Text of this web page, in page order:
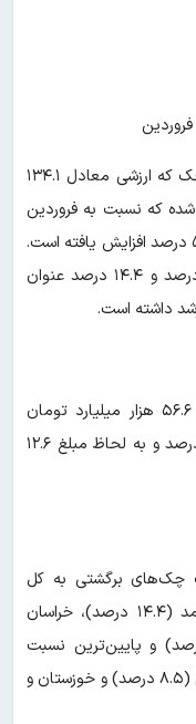
در دومین ماه سال جاری ۱ میلیون فقره چک که ارزشی معادل ۱۳۴.۱
شده که نسبت به فروردین
ماه از نظر تعداد و مبلغ ۳۵.۹ درصد و ۵۳.۳ درصد افزایش یافته است.
سهم چک‌های برگشتی از کل چک‌ها ۱۰.۱ درصد و ۱۴.۴ درصد عنوان
داشته است.
در استان تهران ۳۰۳ هزار چک به ارزش ۵۶.۶ هزار میلیارد تومان
برگشت داده شده که به لحاظ تعداد ۹.۹ درصد و به لحاظ مبلغ ۱۲.۶
چک‌های برگشتی به کل
چک‌های مبادله‌ای در کهگیلویه و بویراحمد (۱۴.۴ درصد)، خراسان
(۱۴.۲ درصد) و کردستان (۱۴.۱ درصد) و پایین‌ترین نسبت
چک‌های برگشتی در گیلان (۷.۸ درصد)، قم (۸.۵ درصد) و خوزستان و